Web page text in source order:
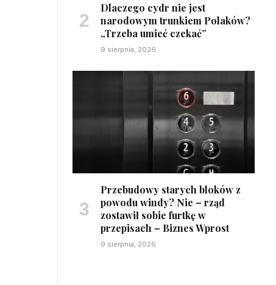
Dlaczego cydr nie jest
narodowym trunkiem Polaków?
„Trzeba umieć czekać”
9 sierpnia, 2026
Przebudowy starych bloków z
powodu windy? Nie – rząd
zostawił sobie furtkę w
przepisach – Biznes Wprost
9 sierpnia, 2026